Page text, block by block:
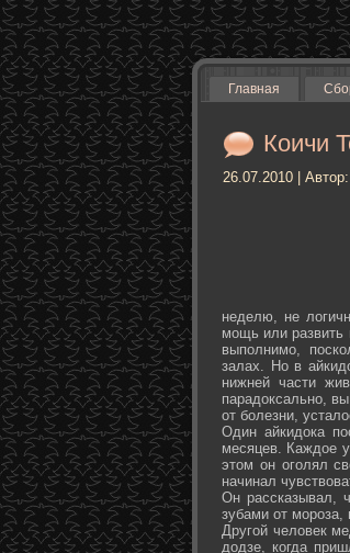
Главная
Коичи
26.07.2010 | Автор:
неделю, не
мощь или развить
выполнимо,
залах. Но в
нижней части
парадоксально,
от болезни,
Один айкидока
месяцев. Каждое
этом он оголял
начинал
Он рассказывал,
зубами от
Другой человек
додзе, когда